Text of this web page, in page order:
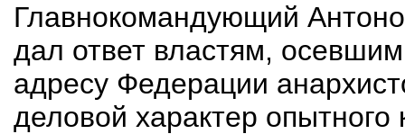
Главнокомандующий
дал ответ властям,
адресу Федерации
деловой характер опытного